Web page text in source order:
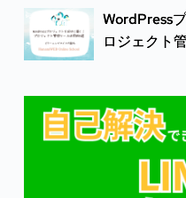
WordPress
ロジェクト